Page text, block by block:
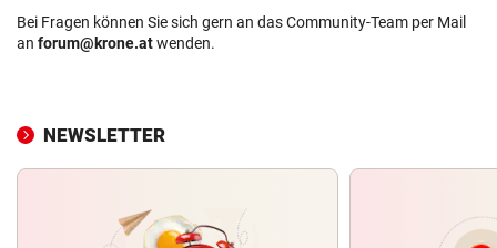
Bei Fragen können Sie sich gern an das Community-Team per Mail
an forum@krone.atwenden.
NEWSLETTER